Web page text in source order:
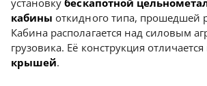
установкубескапотной
кабины откидного типа, прошедшей
Кабина располагается над силовым
грузовика. Её конструкция отличается
крышей.